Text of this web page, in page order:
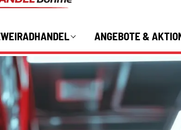
Mofas & Vespas
Bikes
ANGEBOTE &